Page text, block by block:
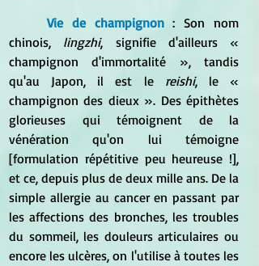
Vie de champignon : Son nom
chinois, lingzhi, signifie d'ailleurs «
champignon d'immortalité », tandis
qu'au Japon, il est le reishi, le «
champignon des dieux ». Des épithètes
glorieuses qui témoignent de la
vénération qu'on lui témoigne
[formulation répétitive peu heureuse !],
et ce, depuis plus de deux mille ans. De la
simple allergie au cancer en passant par
les affections des bronches, les troubles
du sommeil, les douleurs articulaires ou
encore les ulcères, on l'utilise à toutes les